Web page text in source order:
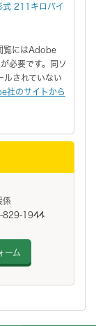
式 211キロバイ
覧にはAdobe
必要です。同ソ
ルされていない
社のサイトから
係
829-1944
ーム